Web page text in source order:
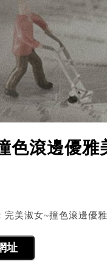
色滾邊優
完美淑女~撞色滾邊優